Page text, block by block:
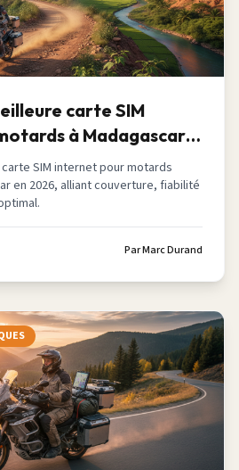
carte SIM
à Madagascar
SIM internet pour motards
en 2026, alliant couverture, fiabilité
ParMarc Durand